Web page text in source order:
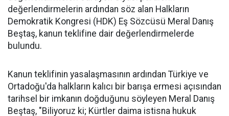
değerlendirmelerin ardından söz alan Halkların
Demokratik Kongresi (HDK) Eş Sözcüsü Meral Danış
Beştaş, kanun teklifine dair değerlendirmelerde
bulundu.
Kanun teklifinin yasalaşmasının ardından Türkiye ve
Ortadoğu'da halkların kalıcı bir barışa ermesi açısından
tarihsel bir imkanın doğduğunu söyleyen Meral Danış
Beştaş, "Biliyoruz ki; Kürtler daima istisna hukuk